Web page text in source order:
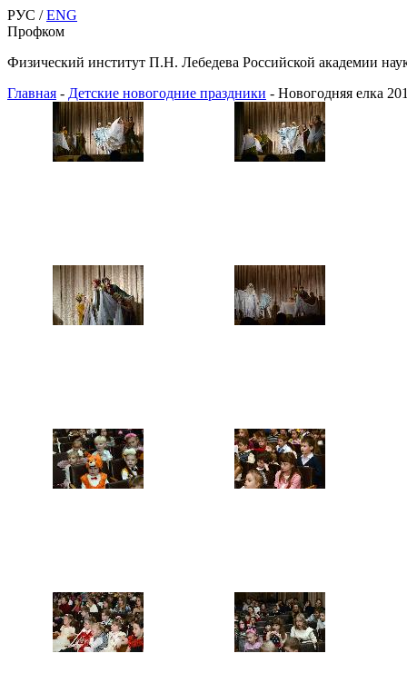
РУС /ENG
Профком
Физический институт П.Н. Лебедева Российской академии
Главная - Детские новогодние праздники - Новогодняя елка